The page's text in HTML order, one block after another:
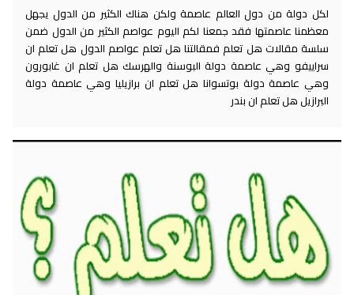
لكل دولة من دول العالم عاصمة ولكن هناك الكثير من الدول يجهل
معظمنا عاصمتها فقد جمعنا لكم اليوم عواصم الكثير من الدول ضمن
سلسة مقالات هل تعلم فمقالتنا هل تعلم عواصم الدول هل تعلم ان
سراييفو وهي عاصمة دولة البوسنة والهرسك هل تعلم ان غابورون
وهي عاصمة دولة بوتسوانا هل تعلم ان برازيليا وهي عاصمة دولة
البرازيل هل تعلم ان بندر